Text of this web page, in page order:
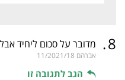
8
. מדובר על סכום ליחיד
אברהם 11/2021/18
הגב לתגובה זו